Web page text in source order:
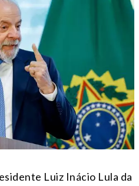
Luiz Inácio Lula da